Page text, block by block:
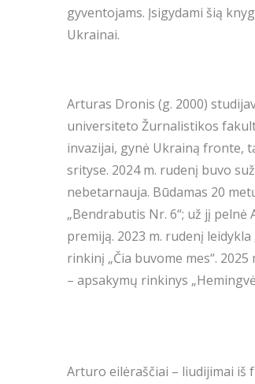
gyventojams. Įsigydami šią
Ukrainai.
Arturas Dronis (g. 2000)
universiteto Žurnalistikos
invazijai, gynė Ukrainą fronte,
srityse. 2024 m. rudenį buvo
nebetarnauja. Būdamas 20
„Bendrabutis Nr. 6“; už jį
premiją. 2023 m. rudenį
rinkinį „Čia buvome mes“.
– apsakymų rinkinys
Arturo eilėraščiai – liudijimai